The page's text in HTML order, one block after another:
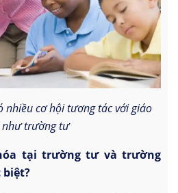
nhiều cơ hội tương tác với giáo
như trường tư
tại trường tư và trường
biệt?